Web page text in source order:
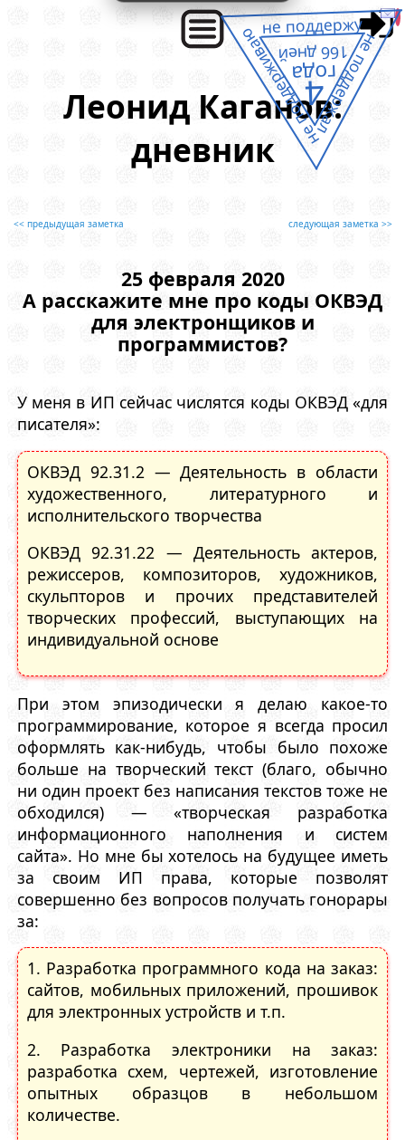
Леонид Каганов:
дневник
<< предыдущая заметка следующая заметка >>
25 февраля 2020
А расскажите мне про коды ОКВЭД
для электронщиков и
программистов?
У меня в ИП сейчас числятся коды ОКВЭД «для
писателя»:
ОКВЭД 92.31.2 — Деятельность в области
художественного, литературного и
исполнительского творчества
ОКВЭД 92.31.22 — Деятельность актеров,
режиссеров, композиторов, художников,
скульпторов и прочих представителей
творческих профессий, выступающих на
индивидуальной основе
При этом эпизодически я делаю какое-то
программирование, которое я всегда просил
оформлять как-нибудь, чтобы было похоже
больше на творческий текст (благо, обычно
ни один проект без написания текстов тоже не
обходился) — «творческая разработка
информационного наполнения и систем
сайта». Но мне бы хотелось на будущее иметь
за своим ИП права, которые позволят
совершенно без вопросов получать гонорары
за:
1. Разработка программного кода на заказ:
сайтов, мобильных приложений, прошивок
для электронных устройств и т.п.
2. Разработка электроники на заказ:
разработка схем, чертежей, изготовление
опытных образцов в небольшом
количестве.
не поддержал
не поддерживаю
не поддержу
4
года
166 дней